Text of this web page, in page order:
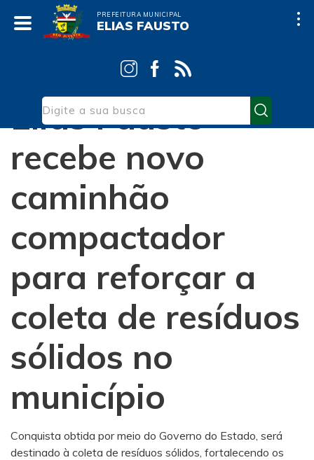
PREFEITURA MUNICIPAL
ELIAS FAUSTO
Notícias Obras
Elias Fausto
recebe novo
caminhão
compactador
para reforçar a
coleta de resíduos
sólidos no
município
Conquista obtida por meio do Governo do Estado, será
destinado à coleta de resíduos sólidos, fortalecendo os